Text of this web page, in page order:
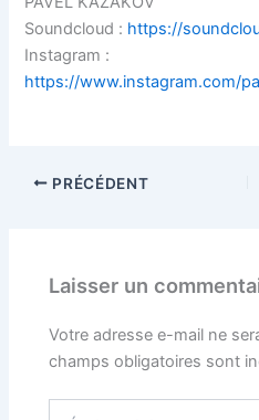
Soundcloud : https://
Instagram :
https://www.instagram.com/
PRÉCÉDENT
Laisser un
Votre adresse e-mail ne
champs obligatoires sont